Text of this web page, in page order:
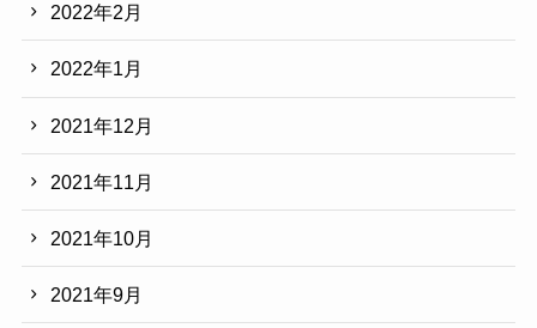
2022年2月
2022年1月
2021年12月
2021年11月
2021年10月
2021年9月